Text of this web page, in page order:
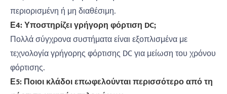
περιορισμένη ή μη διαθέσιμη.
Ε4: Υποστηρίζει γρήγορη φόρτιση DC;
Πολλά σύγχρονα συστήματα είναι εξοπλισμένα με
τεχνολογία γρήγορης φόρτισης DC για μείωση του χρόνου
φόρτισης.
Ε5: Ποιοι κλάδοι επωφελούνται περισσότερο από τη